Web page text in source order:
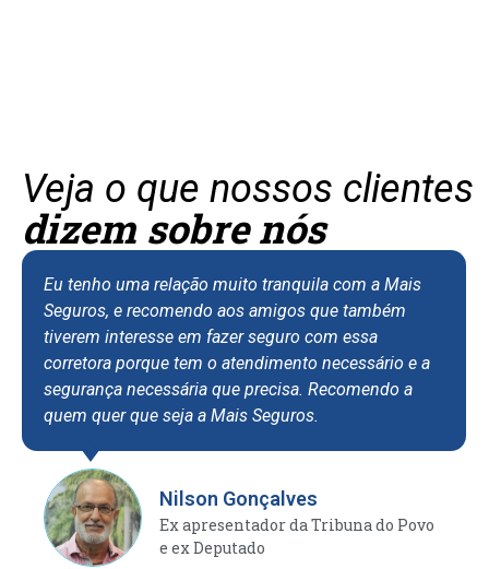
Veja o que nossos clientes
dizem sobre nós
Eu tenho uma relação muito tranquila com a Mais
Seguros, e recomendo aos amigos que também
tiverem interesse em fazer seguro com essa
corretora porque tem o atendimento necessário e a
segurança necessária que precisa. Recomendo a
quem quer que seja a Mais Seguros.
Nilson Gonçalves
Ex apresentador da Tribuna do Povo
e ex Deputado